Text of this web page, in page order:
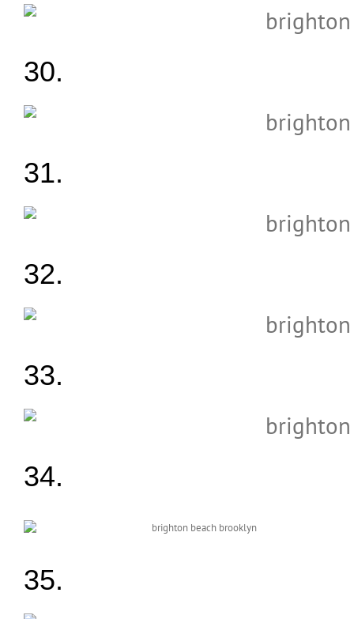
30.
31.
32.
33.
34.
35.